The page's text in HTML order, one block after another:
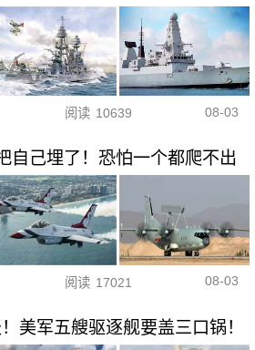
阅读 10639 08-03
自己埋了！恐怕一个都爬不出
阅读 17021 08-03
美军五艘驱逐舰要盖三口锅！